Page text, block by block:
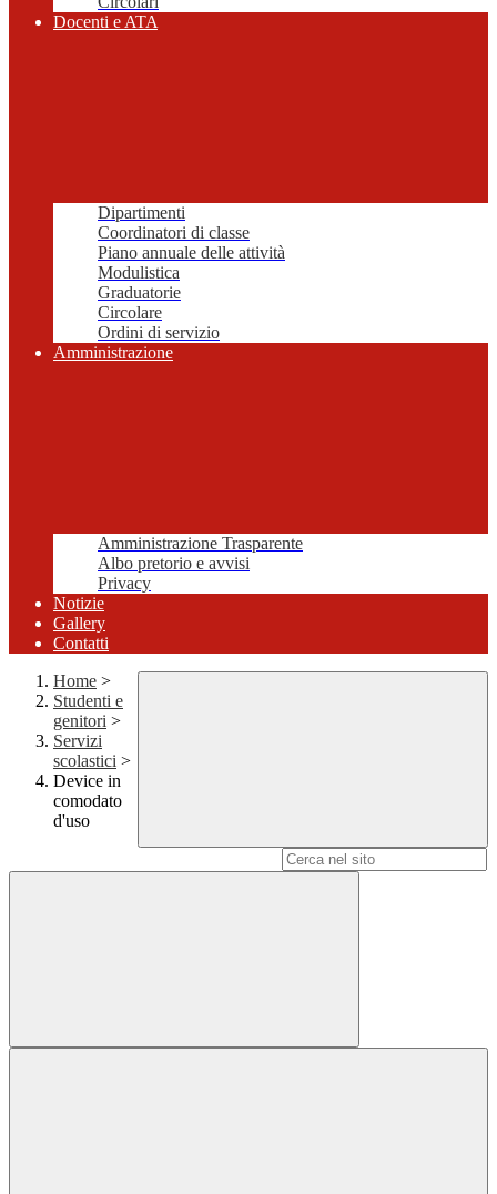
Docenti e ATA
Dipartimenti
Coordinatori di classe
Piano annuale delle attività
Modulistica
Graduatorie
Circolare
Ordini di servizio
Amministrazione
Amministrazione Trasparente
Albo pretorio e avvisi
Privacy
Notizie
Gallery
Contatti
Home >
Studenti e
genitori >
Servizi
scolastici >
Device in
comodato
d'uso